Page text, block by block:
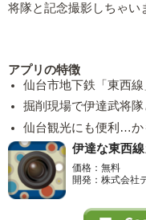
将隊と記念撮影しちゃい
アプリの特徴
仙台市地下鉄「東西
掘削現場で伊達武将
仙台観光にも便利…か
伊達な東西線
価格：無料
開発：株式会社